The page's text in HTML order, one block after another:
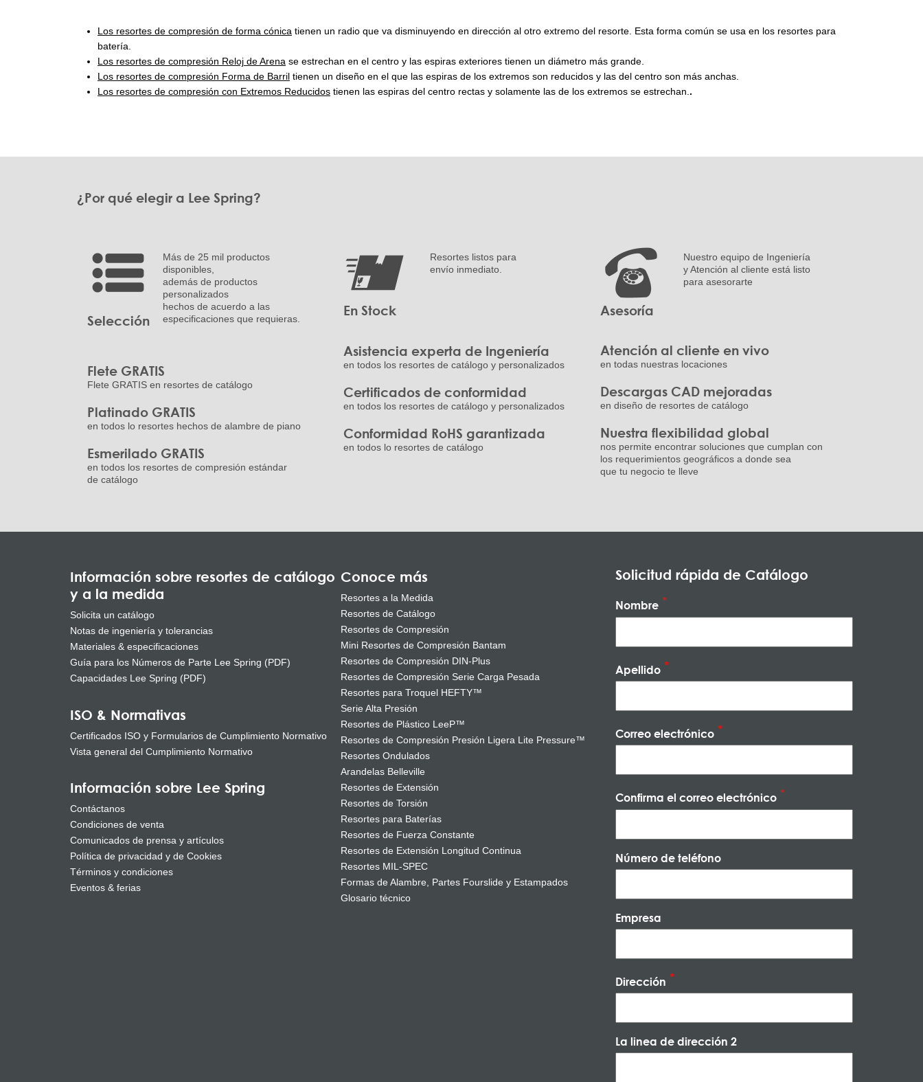
Los resortes de compresión de forma cónica tienen un radio que va disminuyendo en dirección al otro extremo del resorte. Esta forma común se usa en los resortes para
batería.
Los resortes de compresión Reloj de Arena se estrechan en el centro y las espiras exteriores tienen un diámetro más grande.
Los resortes de compresión Forma de Barril tienen un diseño en el que las espiras de los extremos son reducidos y las del centro son más anchas.
Los resortes de compresión con Extremos Reducidos tienen las espiras del centro rectas y solamente las de los extremos se estrechan..
¿Por qué elegir a Lee Spring?
Selección
Más de 25 mil productos
disponibles,
además de productos
personalizados
hechos de acuerdo a las
especificaciones que requieras.
Flete GRATIS
Flete GRATIS en resortes de catálogo
Platinado GRATIS
en todos lo resortes hechos de alambre de piano
Esmerilado GRATIS
en todos los resortes de compresión estándar
de catálogo
En Stock
Resortes listos para
envío inmediato.
Asistencia experta de Ingeniería
en todos los resortes de catálogo y personalizados
Certificados de conformidad
en todos los resortes de catálogo y personalizados
Conformidad RoHS garantizada
en todos lo resortes de catálogo
Asesoría
Nuestro equipo de Ingeniería
y Atención al cliente está listo
para asesorarte
Atención al cliente en vivo
en todas nuestras locaciones
Descargas CAD mejoradas
en diseño de resortes de catálogo
Nuestra flexibilidad global
nos permite encontrar soluciones que cumplan con
los requerimientos geográficos a donde sea
que tu negocio te lleve
Información sobre resortes de catálogo
y a la medida
Solicita un catálogo
Notas de ingeniería y tolerancias
Materiales & especificaciones
Guía para los Números de Parte Lee Spring (PDF)
Capacidades Lee Spring (PDF)
Conoce más
Resortes a la Medida
Resortes de Catálogo
Resortes de Compresión
Mini Resortes de Compresión Bantam
Resortes de Compresión DIN-Plus
Resortes de Compresión Serie Carga Pesada
Resortes para Troquel HEFTY™
Serie Alta Presión
Resortes de Plástico LeeP™
Resortes de Compresión Presión Ligera Lite Pressure™
Resortes Ondulados
Arandelas Belleville
Resortes de Extensión
Resortes de Torsión
Resortes para Baterías
Resortes de Fuerza Constante
Resortes de Extensión Longitud Continua
Resortes MIL-SPEC
Formas de Alambre, Partes Fourslide y Estampados
Glosario técnico
ISO & Normativas
Certificados ISO y Formularios de Cumplimiento Normativo
Vista general del Cumplimiento Normativo
Información sobre Lee Spring
Contáctanos
Condiciones de venta
Comunicados de prensa y artículos
Política de privacidad y de Cookies
Términos y condiciones
Eventos & ferias
Solicitud rápida de Catálogo
Nombre
Apellido
Correo electrónico
Confirma el correo electrónico
Número de teléfono
Empresa
Dirección
La linea de dirección 2